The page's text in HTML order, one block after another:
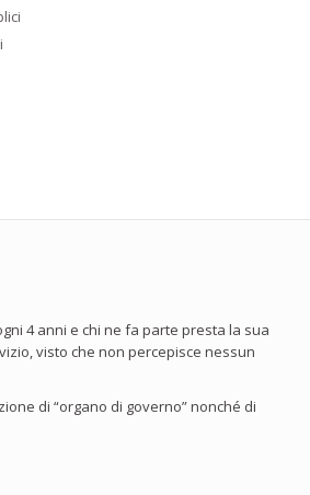
4 anni e chi ne fa parte presta la sua
visto che non percepisce nessun
di “organo di governo” nonché di